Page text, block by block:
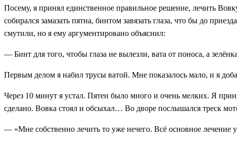
Посему, я принял единственное правильное решение, лечить
собирался замазать пятна, бинтом завязать глаза, что бы до
смутили, но я ему аргументировано объяснил:
— Бинт для того, чтобы глаза не вылезли, вата от поноса, а
Первым делом я набил трусы ватой. Мне показалось мало, и я
Через 10 минут я устал. Пятен было много и очень мелких. Я
сделано. Вовка стоял и обсыхал… Во дворе послышался треск
— «Мне собственно лечить то уже нечего. Всё основное лечение